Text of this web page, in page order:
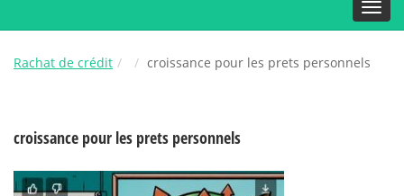
Rachat de crédit croissance pour les prets personnels
croissance pour les prets personnels